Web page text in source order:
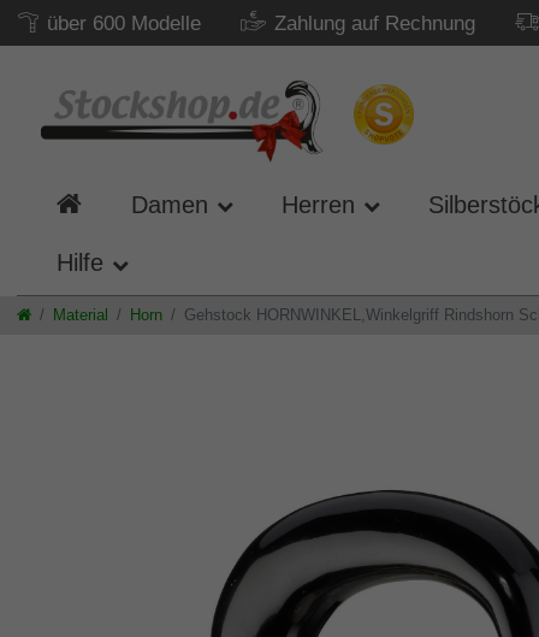
über 600 Modelle Zahlung auf Rechnung
Damen Herren
Hilfe
Material Horn Gehstock HORNWINKEL,Winkelgriff Rindshorn